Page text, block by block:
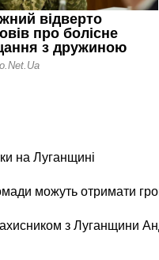
на Луганщині
можуть отримати
з Луганщини